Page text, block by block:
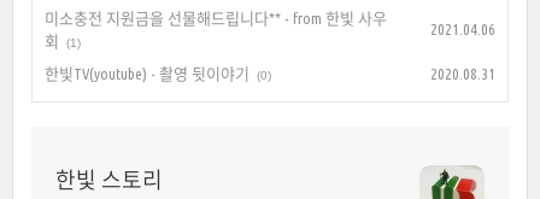
미소충전 지원금을 선물해드립니다** - from 한빛 사우
회
(1)
2021.04.06
한빛TV(youtube) - 촬영 뒷이야기 (0) 2020.08.31
한빛 스토리